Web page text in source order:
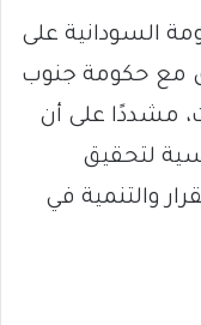
السودانية على
مع حكومة جنوب
مشددًا على أن
لتحقيق
والتنمية في